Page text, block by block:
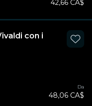
42,66 CA$
con i
Da
48,06 CA$